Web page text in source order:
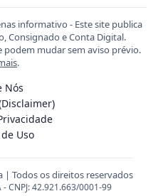
informativo - Este site publica
Consignado e Conta Digital.
podem mudar sem aviso prévio.
.
Nós
Uso
| Todos os direitos reservados
CNPJ: 42.921.663/0001-99